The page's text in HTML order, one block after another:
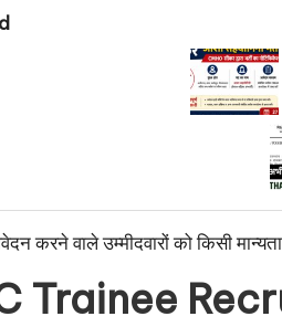
करने वाले उम्मीदवारों को किसी
Trainee